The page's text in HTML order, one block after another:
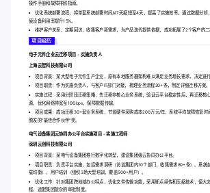
操作手册和故障排除指南。
优化系统部署流程，将单套系统部署时间从7天缩短至4天，提高了实施效率。通过数据分析
使设备利用率提升15%。
维护客户关系，定期回访，收集客户新需求，为产品迭代提供依据，成功拓展了2个客户的二
项目经历
电子元件企业云迁移项目 - 实施负责人
上海云智科技有限公司
项目背景：某大型电子元件生产企业，原有本地服务器架构难以满足业务增长需求，决定进行
项目职责：作为实施负责人，与客户IT部门对接，梳理业务流程20+条，制定详细迁移方案。
实施过程：采用分阶段迁移策略，先迁移非核心业务系统，验证云平台稳定性后，再迁移核
源，优化网络带宽至10Gbps，保障数据传输。
项目成果：成功迁移30+套业务系统，节省硬件采购成本200万元/年，系统平均故障恢复
颁发的“最佳合作伙伴”奖。
电气设备集团云协同办公平台实施项目 - 实施工程师
深圳云创科技有限公司
项目背景：某电气设备集团推行数字化转型，建设集团级云协同办公平台。
项目职责：负责平台实施，包括需求调研（访谈集团内10个部门，收集需求80+条）、系统
载均衡）、用户培训（组织3场大型培训，覆盖500+用户）。
优化工作：针对集团跨地域办公特点，优化文件传输功能，采用断点续传和压缩技术，使大
程，适配集团复杂的审批制度。